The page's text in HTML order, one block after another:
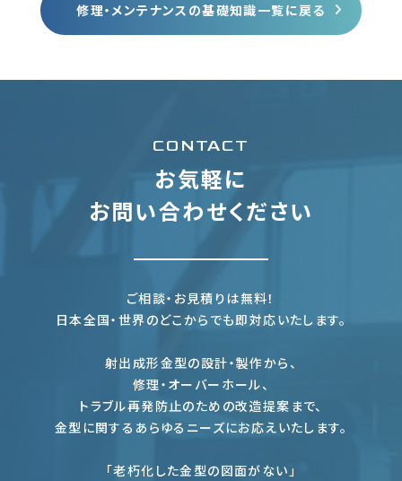
修理・メンテナンスの基礎知識一覧に戻る
CONTACT
お気軽に
お問い合わせください
ご相談・お見積りは無料！
日本全国・世界のどこからでも即対応いたします。
射出成形金型の設計・製作から、
修理・オーバーホール、
トラブル再発防止のための改造提案まで、
金型に関するあらゆるニーズにお応えいたします。
「老朽化した金型の図面がない」